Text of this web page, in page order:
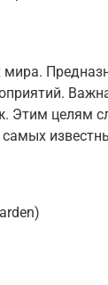
Этим целям